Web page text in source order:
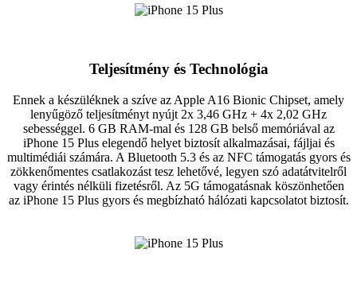
Teljesítmény és Technológia
Ennek a készüléknek a szíve az Apple A16 Bionic Chipset, amely
lenyűgöző teljesítményt nyújt 2x 3,46 GHz + 4x 2,02 GHz
sebességgel. 6 GB RAM-mal és 128 GB belső memóriával az
iPhone 15 Plus elegendő helyet biztosít alkalmazásai, fájljai és
multimédiái számára. A Bluetooth 5.3 és az NFC támogatás gyors és
zökkenőmentes csatlakozást tesz lehetővé, legyen szó adatátvitelről
vagy érintés nélküli fizetésről. Az 5G támogatásnak köszönhetően
az iPhone 15 Plus gyors és megbízható hálózati kapcsolatot biztosít.